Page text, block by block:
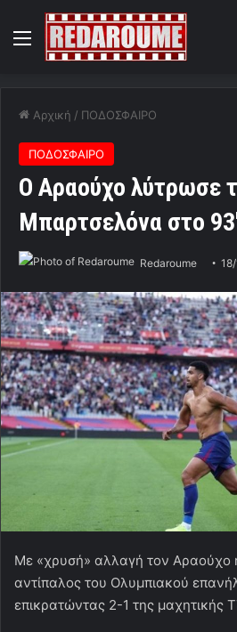
Menu
Αρχική / ΠΟΔΟΣΦΑΙΡΟ
ΠΟΔΟΣΦΑΙΡΟ
O Αραούχο λύτρωσε
Μπαρτσελόνα στο
Redaroume
Με «χρυσή» αλλαγή τον Αραούχο
αντίπαλος του Ολυμπιακού
επικρατώντας 2-1 της μαχητικής